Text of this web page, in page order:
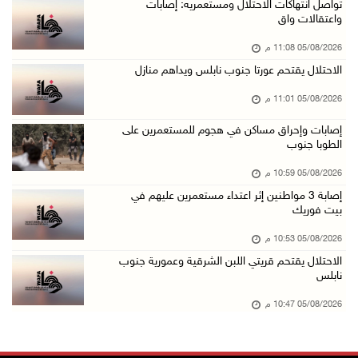
باسم الرئيس: وزير الداخلية يمنح العميد جيسون ...
الاحتلال يقتحم كفر مالك ودير جرير ومستعمرون ي ...
"التربية" تخرج الفوج الأول من مدربي المعلمين ...
05/آب/2026 06:44 م
عبد السلام السيد يفوز بترشيح الديمقراطيين لمج ...
05/آب/2026 06:43 م
الهلال الأحمر: 8 إصابات إثر اعتداء الاحتلال ...
مخطط استعماري جديد في "جيلو" يهدد بعزل القدس ...
05/آب/2026 06:10 م
الاحتلال ينصب حاجزًا عسكريًا على مدخل بلدة دي ...
تواصل انتهاكات الاحتلال ومستعمريه: إصابات
واعتقالات واق
05/08/2026 11:08 م
الاحتلال يقتحم عورتا جنوب نابلس ويداهم منازل
05/08/2026 11:01 م
إصابات وإحراق مساكن في هجوم للمستعمرين على
الطوبا جنوب
05/08/2026 10:59 م
إصابة 3 مواطنين إثر اعتداء مستعمرين عليهم في
بيت فوريك
05/08/2026 10:53 م
الاحتلال يقتحم قريتي اللبن الشرقية وعمورية جنوب
نابلس
05/08/2026 10:47 م